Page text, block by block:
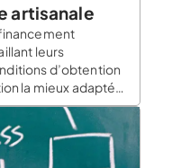
artisanale
leurs
d’obtention
la mieux adaptée
de
artisanales ? Une
plusieurs
besoins. Voici les